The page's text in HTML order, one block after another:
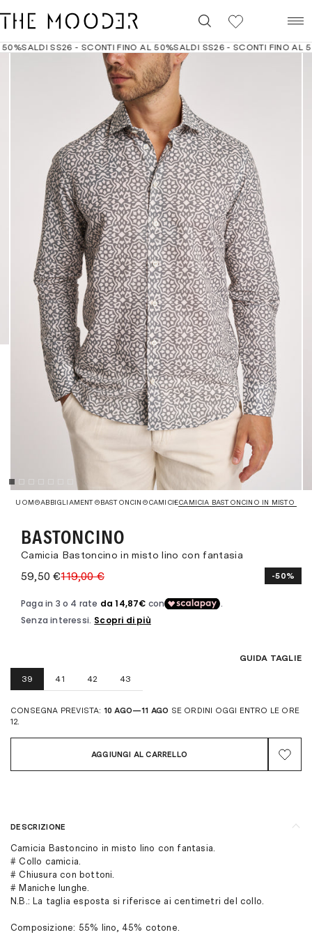
SALDI SS26 - SCONTI FINO AL 50%SALDI SS26 - SCONTI FINO AL
UOMOABBIGLIAMENTOBASTONCINOCAMICIECAMICIA BASTONCINO IN MISTO
BASTONCINO
Camicia Bastoncino in misto lino con fantasia
59,50 €119,00 € -50%
GUIDA TAGLIE
39 41 42 43
CONSEGNA PREVISTA: 10 AGO—11 AGO SE ORDINI OGGI ENTRO LE ORE
12.
AGGIUNGI AL CARRELLO
DESCRIZIONE
Camicia Bastoncino in misto lino con fantasia.
# Collo camicia.
# Chiusura con bottoni.
# Maniche lunghe.
N.B.: La taglia esposta si riferisce ai centimetri del collo.
Composizione: 55% lino, 45% cotone.